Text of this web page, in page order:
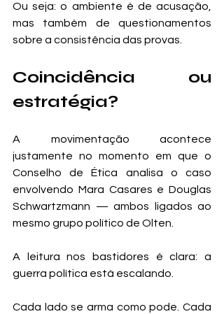
Ou seja: o ambiente é de acusação,
mas também de questionamentos
sobre a consistência das provas.
Coincidência ou
estratégia?
A movimentação acontece
justamente no momento em que o
Conselho de Ética analisa o caso
envolvendo Mara Casares e Douglas
Schwartzmann — ambos ligados ao
mesmo grupo político de Olten.
A leitura nos bastidores é clara: a
guerra política está escalando.
Cada lado se arma como pode. Cada